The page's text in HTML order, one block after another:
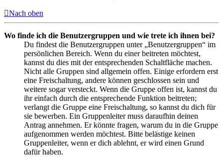
Nach oben
Wo finde ich die Benutzergruppen und wie trete ich ihnen bei?
Du findest die Benutzergruppen unter „Benutzergruppen“ im
persönlichen Bereich. Wenn du einer beitreten möchtest,
kannst du dies mit der entsprechenden Schaltfläche machen.
Nicht alle Gruppen sind allgemein offen. Einige erfordern erst
eine Freischaltung, andere können geschlossen sein und
weitere sogar versteckt. Wenn die Gruppe offen ist, kannst du
ihr einfach durch die entsprechende Funktion beitreten;
verlangt die Gruppe eine Freischaltung, so kannst du dich für
sie bewerben. Ein Gruppenleiter muss daraufhin deinen
Antrag annehmen. Er könnte fragen, warum du in die Gruppe
aufgenommen werden möchtest. Bitte belästige keinen
Gruppenleiter, wenn er dich ablehnt, er wird einen Grund
dafür haben.